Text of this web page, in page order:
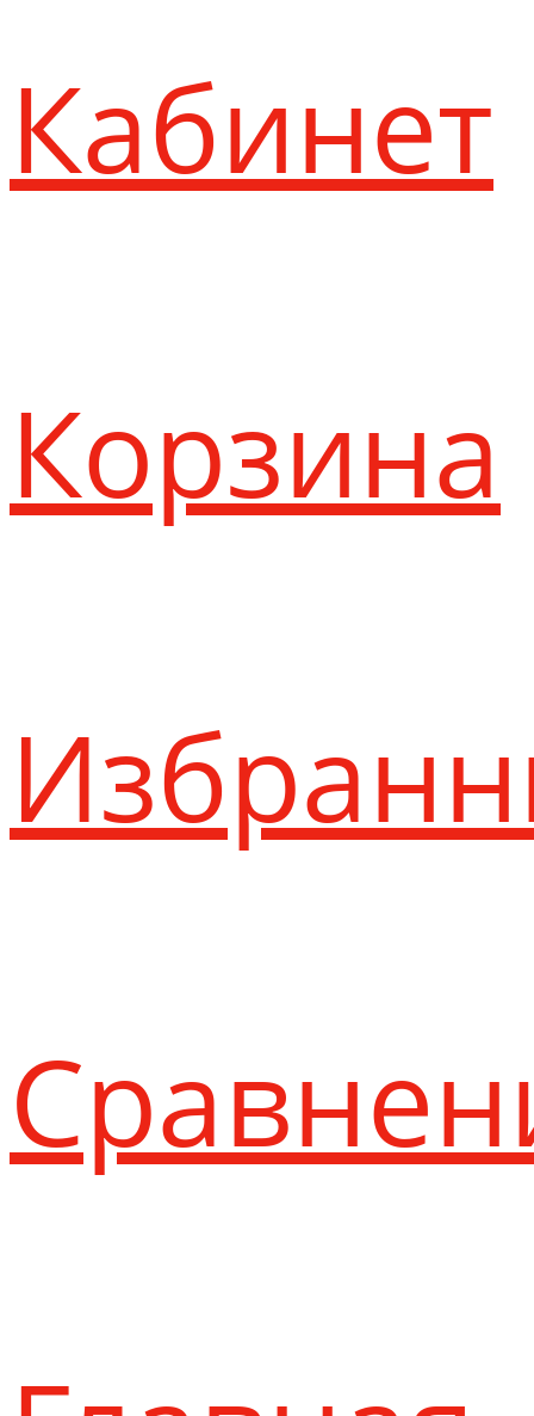
Кабинет
Корзина